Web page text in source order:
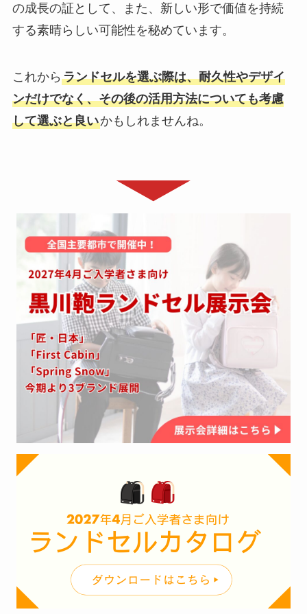
の成長の証として、また、新しい形で価値を持続
する素晴らしい可能性を秘めています。
これから ランドセルを選ぶ際は、耐久性やデザイ
ンだけでなく、その後の活用方法についても考慮
して選ぶと良いかもしれませんね。